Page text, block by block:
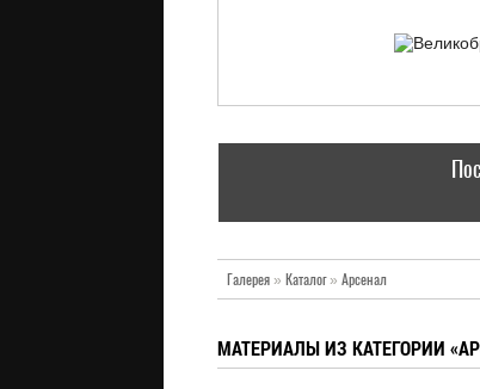
Галерея» Каталог» Арсенал
МАТЕРИАЛЫ ИЗ КАТЕГОРИИ